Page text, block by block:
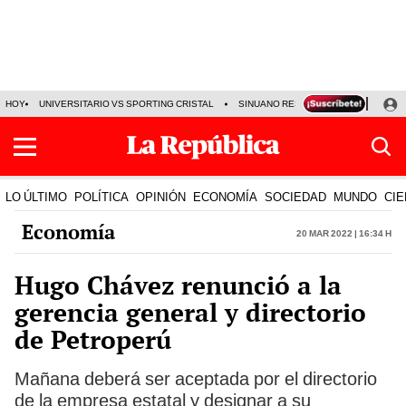
HOY UNIVERSITARIO VS SPORTING CRISTAL SINUANO RESULTADOS HOY
LO ÚLTIMO POLÍTICA OPINIÓN ECONOMÍA SOCIEDAD MUNDO
Economía 20 Mar 2022 | 16:34 h
Hugo Chávez renunció a la
gerencia general y directorio
de Petroperú
Mañana deberá ser aceptada por el directorio
de la empresa estatal y designar a su